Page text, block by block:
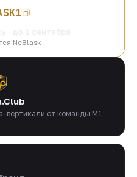
NeBlask
вертикали от команды M1